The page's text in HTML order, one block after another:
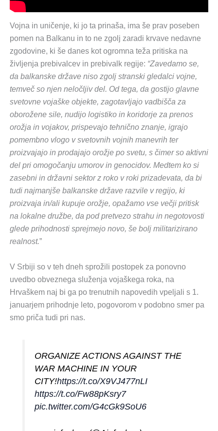
Vojna in uničenje, ki jo ta prinaša, ima še prav poseben
pomen na Balkanu in to ne zgolj zaradi krvave nedavne
zgodovine, ki še danes kot ogromna teža pritiska na
življenja prebivalcev in prebivalk regije: “Zavedamo se,
da balkanske države niso zgolj stranski gledalci vojne,
temveč so njen neločljiv del. Od tega, da gostijo glavne
svetovne vojaške objekte, zagotavljajo vadbišča za
oborožene sile, nudijo logistiko in koridorje za prenos
orožja in vojakov, prispevajo tehnično znanje, igrajo
pomembno vlogo v svetovnih vojnih manevrih ter
proizvajajo in prodajajo orožje po svetu, s čimer so aktivni
del pri omogočanju umorov in genocidov. Medtem ko si
zasebni in državni sektor z roko v roki prizadevata, da bi
tudi najmanjše balkanske države razvile v regijo, ki
proizvaja in/ali kupuje orožje, opažamo vse večji pritisk
na lokalne družbe, da pod pretvezo strahu in negotovosti
glede prihodnosti sprejmejo novo, še bolj militarizirano
realnost.”
V Srbiji so v teh dneh sprožili postopek za ponovno
uvedbo obveznega služenja vojaškega roka, na
Hrvaškem naj bi ga po trenutnih napovedih vpeljali s 1.
januarjem prihodnje leto, pogovorom v podobno smer pa
smo priča tudi pri nas.
ORGANIZE ACTIONS AGAINST THE
WAR MACHINE IN YOUR
CITY!https://t.co/X9VJ477nLI
https://t.co/Fw88pKsry7
pic.twitter.com/G4cGk9SoU6